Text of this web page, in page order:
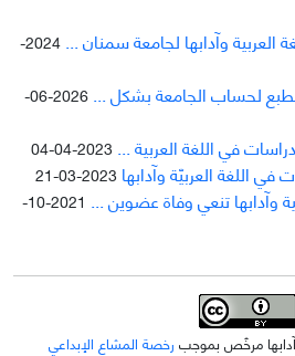
وآدابها لجامعة سمنان ...
2024-
لحساب الجامعة بشکل ...
2026-06-
في اللغة العربية ... 2023-04-04
اللغة العربيّة وآدابها 2023-03-21
وآدابها تنعي وفاة عضوين ...
2021-10-
آدابها مرخّص بموجب رخصة المشاع الإبداعي